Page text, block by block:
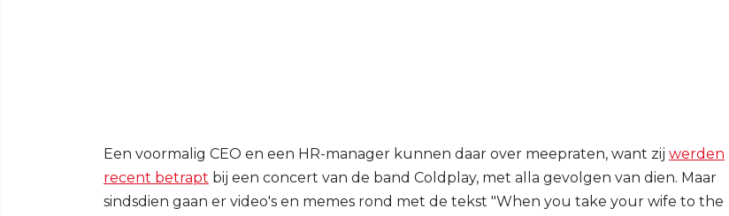
Een voormalig CEO en een HR-manager kunnen daar over meepraten, want zij werden
recent betrapt bij een concert van de band Coldplay, met alla gevolgen van dien. Maar
sindsdien gaan er video's en memes rond met de tekst "When you take your wife to the